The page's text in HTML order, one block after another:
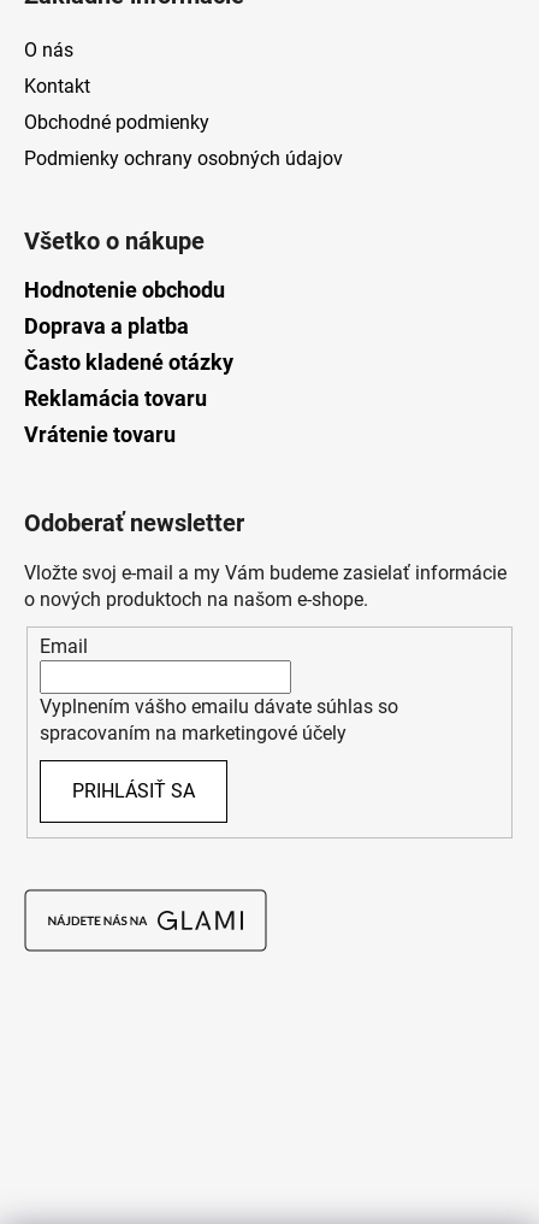
O nás
Kontakt
Obchodné podmienky
Podmienky ochrany osobných údajov
Všetko o nákupe
Hodnotenie obchodu
Doprava a platba
Často kladené otázky
Reklamácia tovaru
Vrátenie tovaru
Odoberať newsletter
Vložte svoj e-mail a my Vám budeme zasielať informácie
o nových produktoch na našom e-shope.
Email
Vyplnením vášho emailu dávate súhlas so
spracovaním na marketingové účely
PRIHLÁSIŤ SA